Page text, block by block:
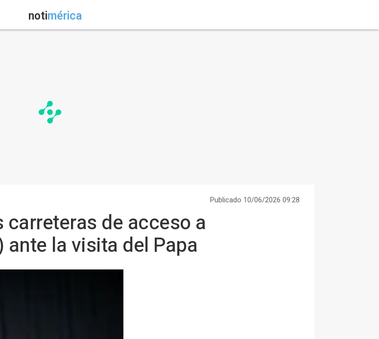
notimérica
Publicado 10/06/2026 09:28
de acceso a
la visita del Papa